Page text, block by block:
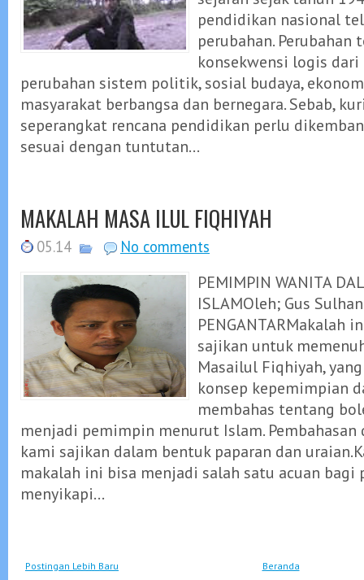
pendidikan nasional
perubahan. Perubahan
konsekwensi logis
perubahan sistem politik, sosial budaya,
masyarakat berbangsa dan bernegara. Sebab,
seperangkat rencana pendidikan perlu
sesuai dengan tuntutan...
MAKALAH MASA ILUL FIQHIYAH
05.14 No comments
PEMIMPIN WANITA
ISLAMOleh; Gus
PENGANTARMakalah
sajikan untuk
Masailul Fiqhiyah,
konsep kepemimpian
membahas tentang
menjadi pemimpin menurut Islam.
kami sajikan dalam bentuk paparan dan
makalah ini bisa menjadi salah satu acuan bagi
menyikapi...
Postingan Lebih Baru Beranda